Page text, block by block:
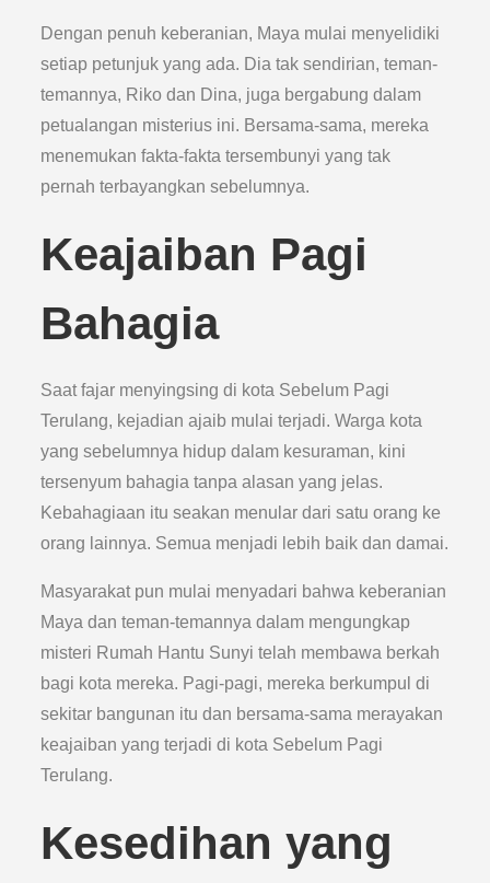
Dengan penuh keberanian, Maya mulai menyelidiki
setiap petunjuk yang ada. Dia tak sendirian, teman-
temannya, Riko dan Dina, juga bergabung dalam
petualangan misterius ini. Bersama-sama, mereka
menemukan fakta-fakta tersembunyi yang tak
pernah terbayangkan sebelumnya.
Keajaiban Pagi
Bahagia
Saat fajar menyingsing di kota Sebelum Pagi
Terulang, kejadian ajaib mulai terjadi. Warga kota
yang sebelumnya hidup dalam kesuraman, kini
tersenyum bahagia tanpa alasan yang jelas.
Kebahagiaan itu seakan menular dari satu orang ke
orang lainnya. Semua menjadi lebih baik dan damai.
Masyarakat pun mulai menyadari bahwa keberanian
Maya dan teman-temannya dalam mengungkap
misteri Rumah Hantu Sunyi telah membawa berkah
bagi kota mereka. Pagi-pagi, mereka berkumpul di
sekitar bangunan itu dan bersama-sama merayakan
keajaiban yang terjadi di kota Sebelum Pagi
Terulang.
Kesedihan yang